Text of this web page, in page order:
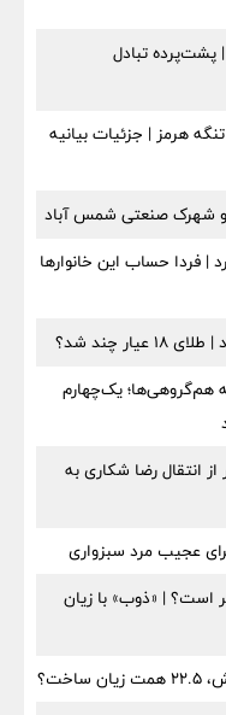
پشت‌پرده تبادل
هرمز | جزئیات بیانیه
و شهرک صنعتی شمس آباد
مرداد ۱۴۰۵ تغییر کرد | فردا حساب این خانوارها
به هم‌گروهی‌ها؛ یک‌چهارم
انتقال رضا شکاری به
عجیب مرد سبزواری
خبر است؟ | «ذوب» با زیان